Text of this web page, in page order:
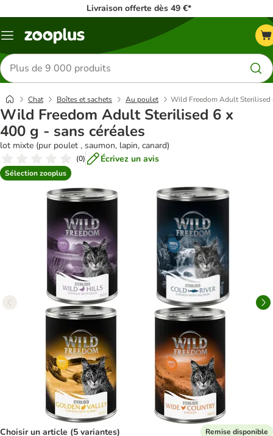
Livraison offerte dès 49 €*
Menu
Rechercher
des
produits
Chat Boîtes et sachets Au poulet Wild Freedom Adult Sterilised
Wild Freedom Adult Sterilised 6 x
400 g - sans céréales
lot mixte (pur poulet , saumon, lapin, canard)
(0) Écrivez un avis
Sélection zooplus
Choisir un article (5 variantes) Remise disponible